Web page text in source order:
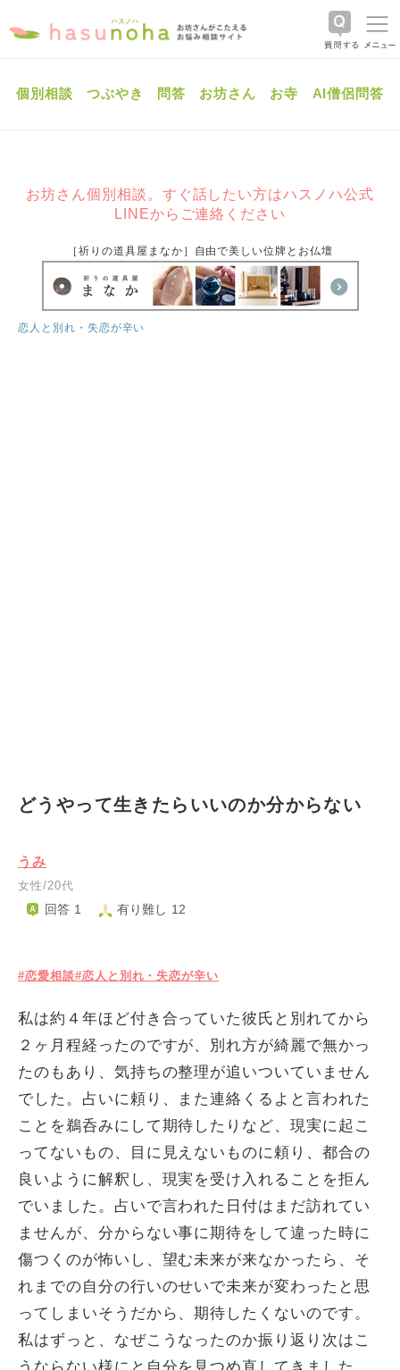
個別相談 つぶやき 問答 お坊さん お寺 AI僧侶問答
お坊さん個別相談。すぐ話したい方はハスノハ公式
LINEからご連絡ください
［祈りの道具屋まなか］自由で美しい位牌とお仏壇
恋人と別れ・失恋が辛い
どうやって生きたらいいのか分からない
うみ
女性/20代
回答 1 有り難し 12
#恋愛相談#恋人と別れ・失恋が辛い
私は約４年ほど付き合っていた彼氏と別れてから
２ヶ月程経ったのですが、別れ方が綺麗で無かっ
たのもあり、気持ちの整理が追いついていません
でした。占いに頼り、また連絡くるよと言われた
ことを鵜呑みにして期待したりなど、現実に起こ
ってないもの、目に見えないものに頼り、都合の
良いように解釈し、現実を受け入れることを拒ん
でいました。占いで言われた日付はまだ訪れてい
ませんが、分からない事に期待をして違った時に
傷つくのが怖いし、望む未来が来なかったら、そ
れまでの自分の行いのせいで未来が変わったと思
ってしまいそうだから、期待したくないのです。
私はずっと、なぜこうなったのか振り返り次はこ